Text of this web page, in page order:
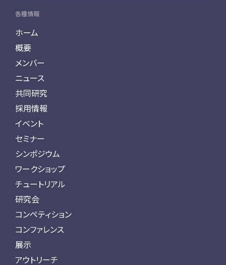
各種情報
ホーム
概要
メンバー
ニュース
共同研究
採用情報
イベント
セミナー
シンポジウム
ワークショップ
チュートリアル
研究会
コンペティション
コンファレンス
展示
アウトリーチ